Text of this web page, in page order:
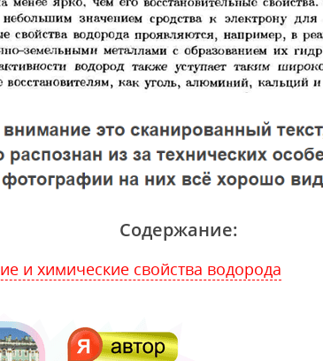
Содержание:
и химические свойства водорода